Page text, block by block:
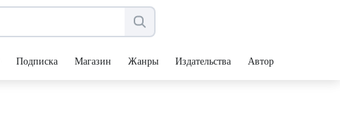
Подписка Магазин Жанры Издательства Авторы